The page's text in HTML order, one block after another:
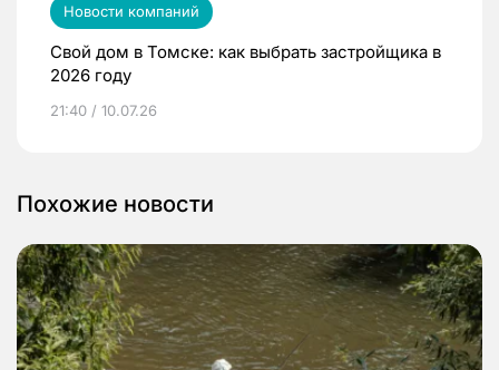
Новости компаний
Свой дом в Томске: как выбрать застройщика в
2026 году
21:40 / 10.07.26
Похожие новости